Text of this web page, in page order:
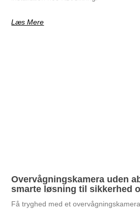
Læs Mere
Overvågningskamera uden
smarte løsning til sikkerhed
Få tryghed med et